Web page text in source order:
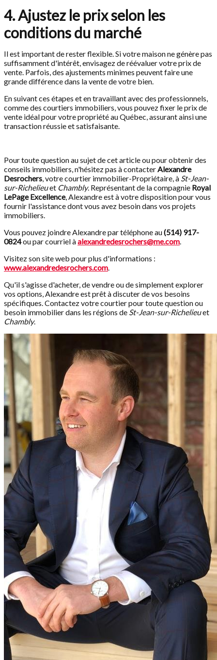
4. Ajustez le prix selon les
conditions du marché
Il est important de rester flexible. Si votre maison ne génère pas
suffisamment d'intérêt, envisagez de réévaluer votre prix de
vente. Parfois, des ajustements minimes peuvent faire une
grande différence dans la vente de votre bien.
En suivant ces étapes et en travaillant avec des professionnels,
comme des courtiers immobiliers, vous pouvez fixer le prix de
vente idéal pour votre propriété au Québec, assurant ainsi une
transaction réussie et satisfaisante.
Pour toute question au sujet de cet article ou pour obtenir des
conseils immobiliers, n'hésitez pas à contacterAlexandre
Desrochers, votre courtier immobilier-Propriétaire, à St-Jean-
sur-Richelieuet Chambly. Représentant de la compagnie Royal
LePage Excellence, Alexandre est à votre disposition pour vous
fournir l'assistance dont vous avez besoin dans vos projets
immobiliers.
Vous pouvez joindre Alexandre par téléphone au(514) 917-
0824ou par courriel àalexandredesrochers@me.com.
Visitez son site web pour plus d'informations :
www.alexandredesrochers.com.
Qu'il s'agisse d'acheter, de vendre ou de simplement explorer
vos options, Alexandre est prêt à discuter de vos besoins
spécifiques. Contactez votre courtier pour toute question ou
besoin immobilier dans les régions de St-Jean-sur-Richelieuet
Chambly.